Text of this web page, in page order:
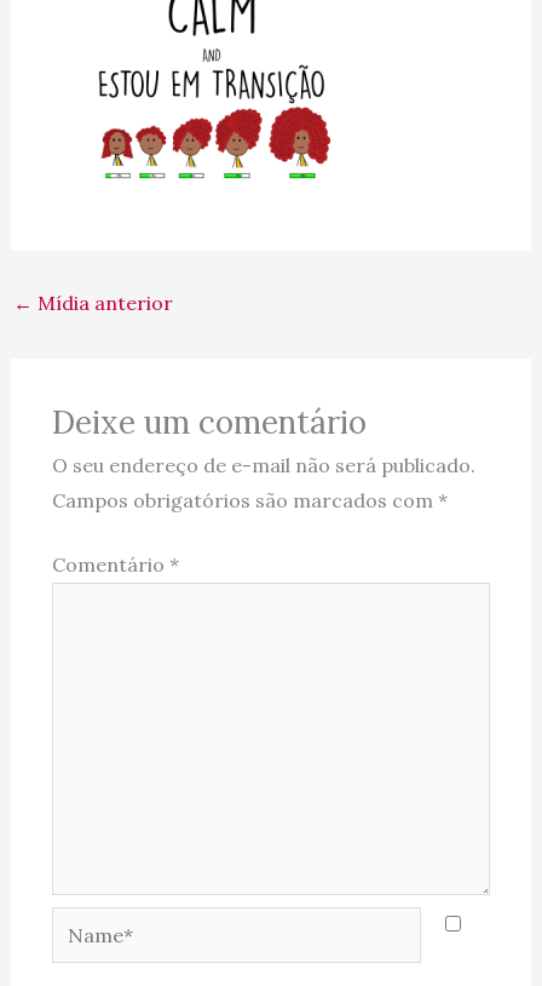
← Mídia anterior
Deixe um comentário
O seu endereço de e-mail não será publicado.
Campos obrigatórios são marcados com *
Comentário *
Name*